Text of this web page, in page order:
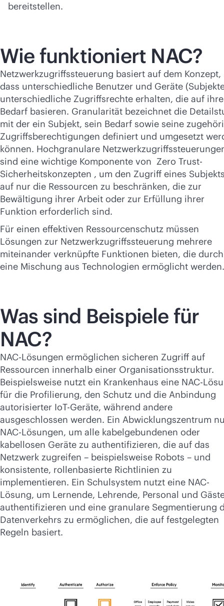
bereitstellen.
Wie funktioniert NAC?
Netzwerkzugriffssteuerung basiert auf dem Konzept,
dass unterschiedliche Benutzer und Geräte
unterschiedliche Zugriffsrechte erhalten, die auf
Bedarf basieren. Granularität bezeichnet die
mit der ein Subjekt, sein Bedarf sowie seine
Zugriffsberechtigungen definiert und umgesetzt
können. Hochgranulare
sind eine wichtige Komponente von Zero Trust-
Sicherheitskonzepten , um den Zugriff eines
auf nur die Ressourcen zu beschränken, die zur
Bewältigung ihrer Arbeit oder zur Erfüllung ihrer
Funktion erforderlich sind.
Für einen effektiven Ressourcenschutz müssen
Lösungen zur Netzwerkzugriffssteuerung mehrere
miteinander verknüpfte Funktionen bieten, die durch
eine Mischung aus Technologien ermöglicht werden.
Was sind Beispiele für
NAC?
NAC-Lösungen ermöglichen sicheren Zugriff auf
Ressourcen innerhalb einer Organisationsstruktur.
Beispielsweise nutzt ein Krankenhaus eine NAC-
für die Profilierung, den Schutz und die Anbindung
autorisierter IoT-Geräte, während andere
ausgeschlossen werden. Ein Abwicklungszentrum
NAC-Lösungen, um alle kabelgebundenen oder
kabellosen Geräte zu authentifizieren, die auf das
Netzwerk zugreifen – beispielsweise Robots – und
konsistente, rollenbasierte Richtlinien zu
implementieren. Ein Schulsystem nutzt eine NAC-
Lösung, um Lernende, Lehrende, Personal und
authentifizieren und eine granulare Segmentierung
Datenverkehrs zu ermöglichen, die auf festgelegten
Regeln basiert.